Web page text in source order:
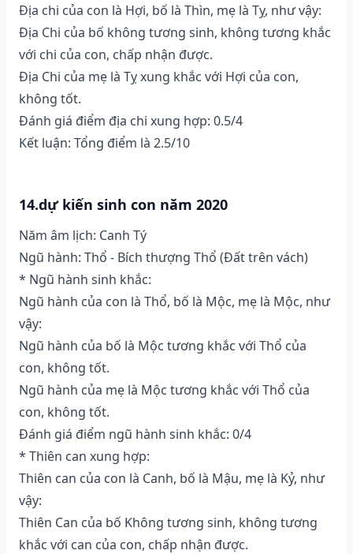
Địa chi của con là Hợi, bố là Thìn, mẹ là Tỵ, như vậy:
Địa Chi của bố không tương sinh, không tương khắc
với chi của con, chấp nhận được.
Địa Chi của mẹ là Tỵ xung khắc với Hợi của con,
không tốt.
Đánh giá điểm địa chi xung hợp: 0.5/4
Kết luận: Tổng điểm là 2.5/10
14.dự kiến sinh con năm 2020
Năm âm lịch: Canh Tý
Ngũ hành: Thổ - Bích thượng Thổ (Ðất trên vách)
* Ngũ hành sinh khắc:
Ngũ hành của con là Thổ, bố là Mộc, mẹ là Mộc, như
vậy:
Ngũ hành của bố là Mộc tương khắc với Thổ của
con, không tốt.
Ngũ hành của mẹ là Mộc tương khắc với Thổ của
con, không tốt.
Đánh giá điểm ngũ hành sinh khắc: 0/4
* Thiên can xung hợp:
Thiên can của con là Canh, bố là Mậu, mẹ là Kỷ, như
vậy:
Thiên Can của bố Không tương sinh, không tương
khắc với can của con, chấp nhận được.